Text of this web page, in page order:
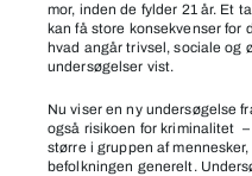
mister,
kriminalitet
mor, inden de fylder 21 år. Et
kan få store konsekvenser for
hvad angår trivsel, sociale og
undersøgelser vist.
Nu viser en ny undersøgelse
også risikoen for kriminalitet
større i gruppen af
befolkningen generelt.